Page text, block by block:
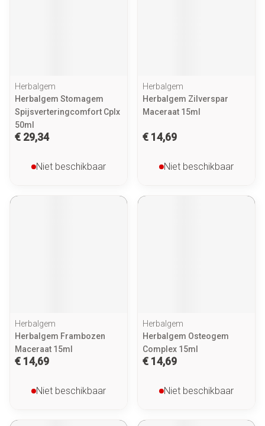
Herbalgem
Herbalgem Stomagem
Spijsverteringcomfort Cplx
50ml
€ 29,34
Niet beschikbaar
Herbalgem
Herbalgem Zilverspar
Maceraat 15ml
€ 14,69
Niet beschikbaar
Herbalgem
Herbalgem Frambozen
Maceraat 15ml
€ 14,69
Niet beschikbaar
Herbalgem
Herbalgem Osteogem
Complex 15ml
€ 14,69
Niet beschikbaar